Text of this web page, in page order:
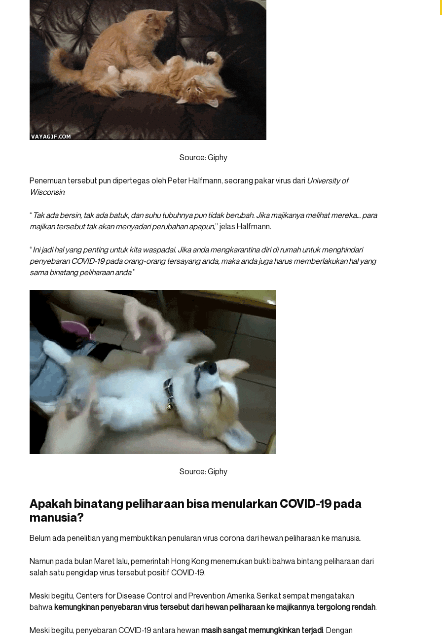
Source: Giphy
Penemuan tersebut pun dipertegas oleh Peter Halfmann, seorang pakar virus dari University of
Wisconsin.
“ Tak ada bersin, tak ada batuk, dan suhu tubuhnya pun tidak berubah. Jika majikanya melihat mereka… para
majikan tersebut tak akan menyadari perubahan apapun,” jelas Halfmann.
“Ini jadi hal yang penting untuk kita waspadai. Jika anda mengkarantina diri di rumah untuk menghindari
penyebaran COVID-19 pada orang-orang tersayang anda, maka anda juga harus memberlakukan hal yang
sama binatang peliharaan anda.”
Source: Giphy
Apakah binatang peliharaan bisa menularkan COVID-19 pada
manusia?
Belum ada penelitian yang membuktikan penularan virus corona dari hewan peliharaan ke manusia.
Namun pada bulan Maret lalu, pemerintah Hong Kong menemukan bukti bahwa bintang peliharaan dari
salah satu pengidap virus tersebut positif COVID-19.
Meski begitu, Centers for Disease Control and Prevention Amerika Serikat sempat mengatakan
bahwa kemungkinan penyebaran virus tersebut dari hewan peliharaan ke majikannya tergolong rendah.
Meski begitu, penyebaran COVID-19 antara hewan masih sangat memungkinkan terjadi. Dengan